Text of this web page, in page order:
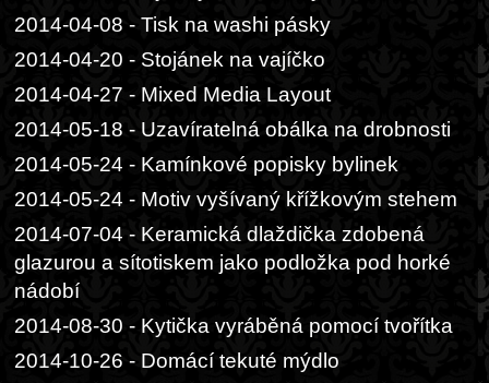
2014-04-08 - Tisk na washi pásky
2014-04-20 - Stojánek na vajíčko
2014-04-27 - Mixed Media Layout
2014-05-18 - Uzavíratelná obálka na drobnosti
2014-05-24 - Kamínkové popisky bylinek
2014-05-24 - Motiv vyšívaný křížkovým stehem
2014-07-04 - Keramická dlaždička zdobená
glazurou a sítotiskem jako podložka pod horké
nádobí
2014-08-30 - Kytička vyráběná pomocí tvořítka
2014-10-26 - Domácí tekuté mýdlo